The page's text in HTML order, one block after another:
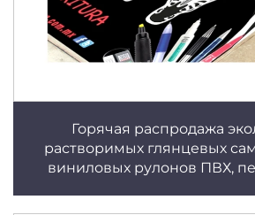
Горячая распродажа
растворимых глянцевых
виниловых рулонов ПВХ,